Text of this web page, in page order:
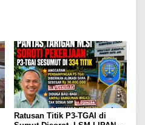
Ratusan Titik P3-TGAI di